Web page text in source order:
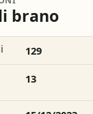
brano
129
13